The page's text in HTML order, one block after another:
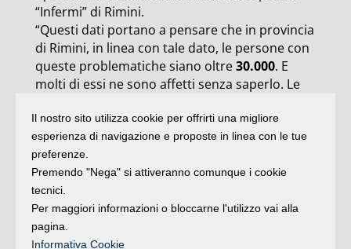
“Infermi” di Rimini.
“Questi dati portano a pensare che in provincia
di Rimini, in linea con tale dato, le persone con
queste problematiche siano oltre30.000. E
molti di essi ne sono affetti senza saperlo. Le
all’obesità, possono anche avere un
andamento silente nel tempo, non dare
sintomi”. Oggi, conferma l’Ausl, la più frequente
causa di alterazione degli esami epatici anche a
Rimini è quella cosiddetta “metabolica”, ovvero
legata all’accumulo di grasso nel fegato,
frequente ad esempio nei pazienti sovrappeso.
Il nostro sito utilizza cookie per offrirti una migliore
esperienza di navigazione e proposte in linea con le tue
preferenze.
Premendo "Nega" si attiveranno comunque i cookie
tecnici.
Per maggiori informazioni o bloccarne l'utilizzo vai alla
pagina.
Informativa Cookie